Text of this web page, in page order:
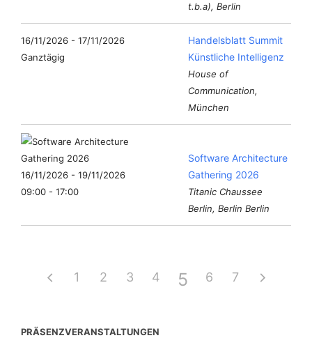
t.b.a), Berlin
16/11/2026 - 17/11/2026
Ganztägig
Handelsblatt Summit
Künstliche Intelligenz
House of
Communication,
München
16/11/2026 - 19/11/2026
09:00 - 17:00
Software Architecture
Gathering 2026
Titanic Chaussee
Berlin, Berlin Berlin
1 2 3 4 5 6 7
PRÄSENZVERANSTALTUNGEN